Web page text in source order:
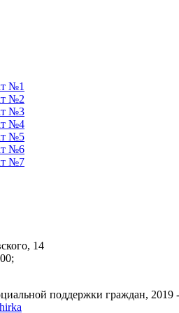
№1
№2
№3
№4
№5
№6
№7
14
поддержки граждан, 2019